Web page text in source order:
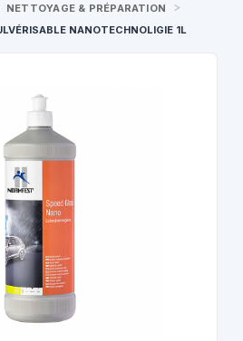
NETTOYAGE & PRÉPARATION
NANOTECHNOLIGIE 1L